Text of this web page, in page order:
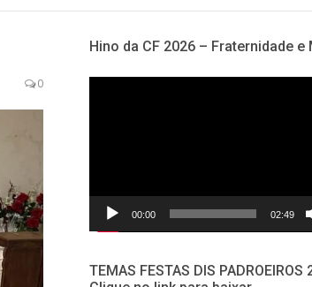
0
Hino da CF 2026 – Fraternidade e
00:00 02:49
TEMAS FESTAS DIS PADROEIROS